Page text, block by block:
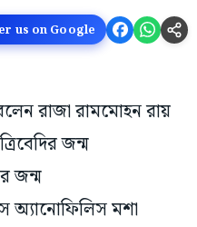
us on Google
রাজা রামমোহন রায়
জন্ম
জন্ম
অ্যানোফিলিস মশা